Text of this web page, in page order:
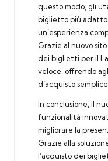
questo modo, gli
biglietto più adatto
un’esperienza
Grazie al nuovo
dei biglietti per il
veloce, offrendo
d’acquisto
In conclusione, il
funzionalità
migliorare la
Grazie alla
l’acquisto dei